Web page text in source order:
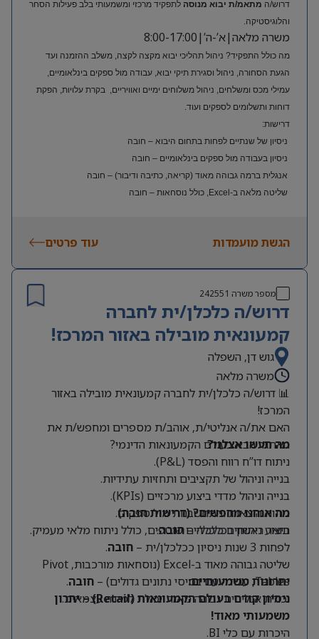
דרוש/ה מתאמ/ת יבוא מנוסה לתפקיד מרכזי ומשמעותי בלב פעילות הסחר
והלוגיסטיקה.
משרה מלאה|א’-ה’|8:00-17:00
מה כולל התפקיד? ניהול תהליכי יבוא מקצה לקצה, משלב ההזמנה ועד
הגעת הסחורה, ניהול וסגירת תיקי יבוא, עבודה מול ספקים בינלאומיים,
עמילי מכס ומשלחים, ניהול משלוחים ימיים ואוויריים, בקרת עלויות, הפקת
דוחות ותשלומים לספקים ועוד.
דרישות:
ניסיון של שנתיים לפחות בתחום היבוא – חובה
ניסיון בעבודה מול ספקים בינלאומיים – חובה
אנגלית ברמה גבוהה מאוד (קריאה, כתיבה ודיבור) – חובה
שליטה מלאה ב-Excel, כולל נוסחאות – חובה
הגשת מועמדות עוד פרטים
מספר משרה 242551
דרוש/ה כלכלן/ית לחברה
קמעונאית מובילה באזור המרכז!
גוש דן, השפלה
משרה מלאה
📊 דרוש/ה כלכלן/ית לחברה קמעונאית מובילה באזור
המרכז!
האם את/ה אנליטי/ת, אוהב/ת מספרים ומחפש/ת את
האתגר הבא בעולם הקמעונאות הדינמי?
מה תעשו אצלנו?
ניתוח דו”ח רווח והפסד (P&L).
בנייה וניהול של תקציבים ותחזיות עתידיות.
בנייה וניהול מדדי ביצוע מרכזיים (KPIs).
ניתוח הוצאות והתחשבנות מול ספקים.
ביצוע ניתוחים כלכליים שוטפים, כולל ניתוח מלאי מעמיק.
מה אנחנו מחפשים? (דרישות חובה)
תואר ראשון בכלכלה –חובה.
לפחות 3 שנות ניסיון ככלכלן/ית –
חובה.
שליטה גבוהה מאוד ב-Excel (נוסחאות מורכבות, Pivot
Tables, עבודה עם בסיסי נתונים גדולים) –
חובה.
יכולת אנליטית גבוהה מאוד ויכולת למידה עצמאית.
יתרונות משמעותיים:
ניסיון קודם בעולם הקמעונאות (Retail) – יתרון
משמעותי מאוד!
היכרות עם כלי BI.